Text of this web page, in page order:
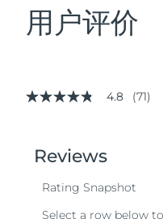
用户评价
4.8
stars,
average
value.
4.8 (71)